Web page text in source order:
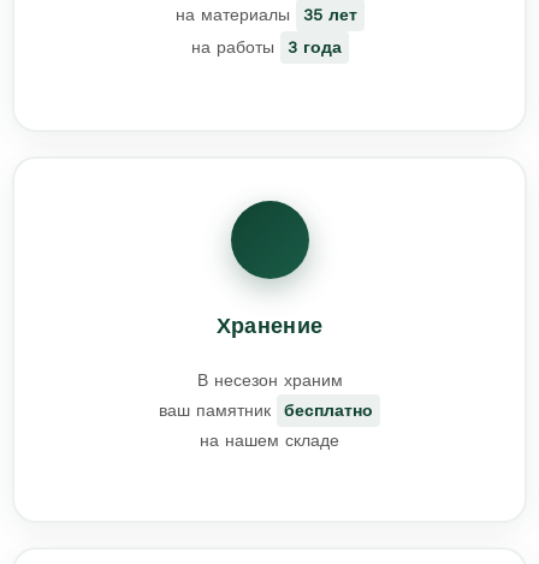
на материалы
35 лет
на работы
3 года
Хранение
В несезон храним
ваш памятник
бесплатно
на нашем складе